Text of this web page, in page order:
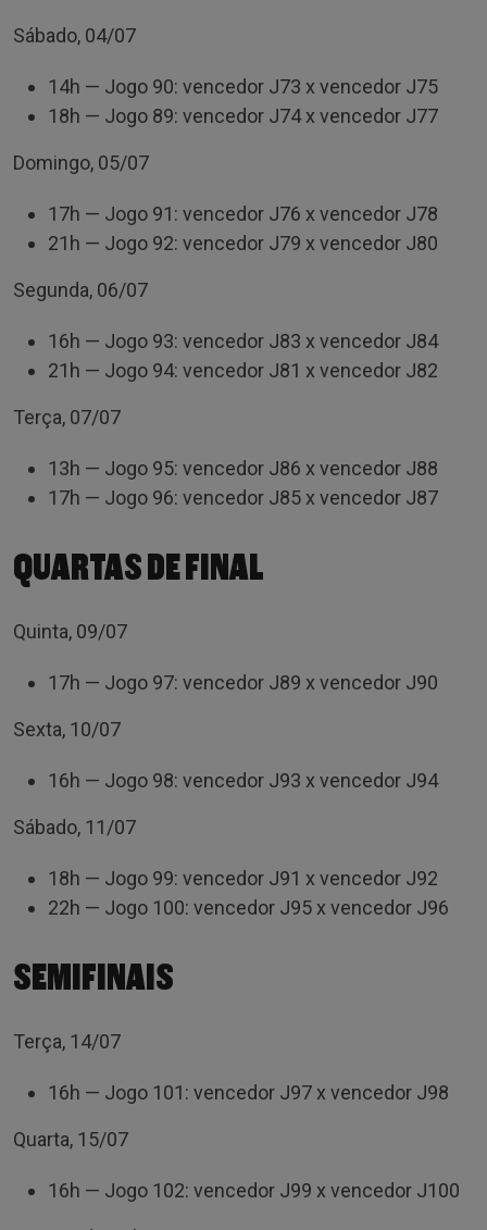
Sábado, 04/07
14h — Jogo 90: vencedor J73 x vencedor J75
18h — Jogo 89: vencedor J74 x vencedor J77
Domingo, 05/07
17h — Jogo 91: vencedor J76 x vencedor J78
21h — Jogo 92: vencedor J79 x vencedor J80
Segunda, 06/07
16h — Jogo 93: vencedor J83 x vencedor J84
21h — Jogo 94: vencedor J81 x vencedor J82
Terça, 07/07
13h — Jogo 95: vencedor J86 x vencedor J88
17h — Jogo 96: vencedor J85 x vencedor J87
QUARTAS DE FINAL
Quinta, 09/07
17h — Jogo 97: vencedor J89 x vencedor J90
Sexta, 10/07
16h — Jogo 98: vencedor J93 x vencedor J94
Sábado, 11/07
18h — Jogo 99: vencedor J91 x vencedor J92
22h — Jogo 100: vencedor J95 x vencedor J96
SEMIFINAIS
Terça, 14/07
16h — Jogo 101: vencedor J97 x vencedor J98
Quarta, 15/07
16h — Jogo 102: vencedor J99 x vencedor J100